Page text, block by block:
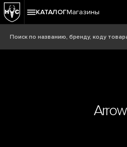
КАТАЛОГМагазины
Arrow